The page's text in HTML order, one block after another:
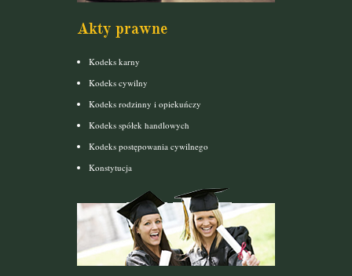
Akty prawne
Kodeks karny
Kodeks cywilny
Kodeks rodzinny i opiekuńczy
Kodeks spółek handlowych
Kodeks postępowania cywilnego
Konstytucja